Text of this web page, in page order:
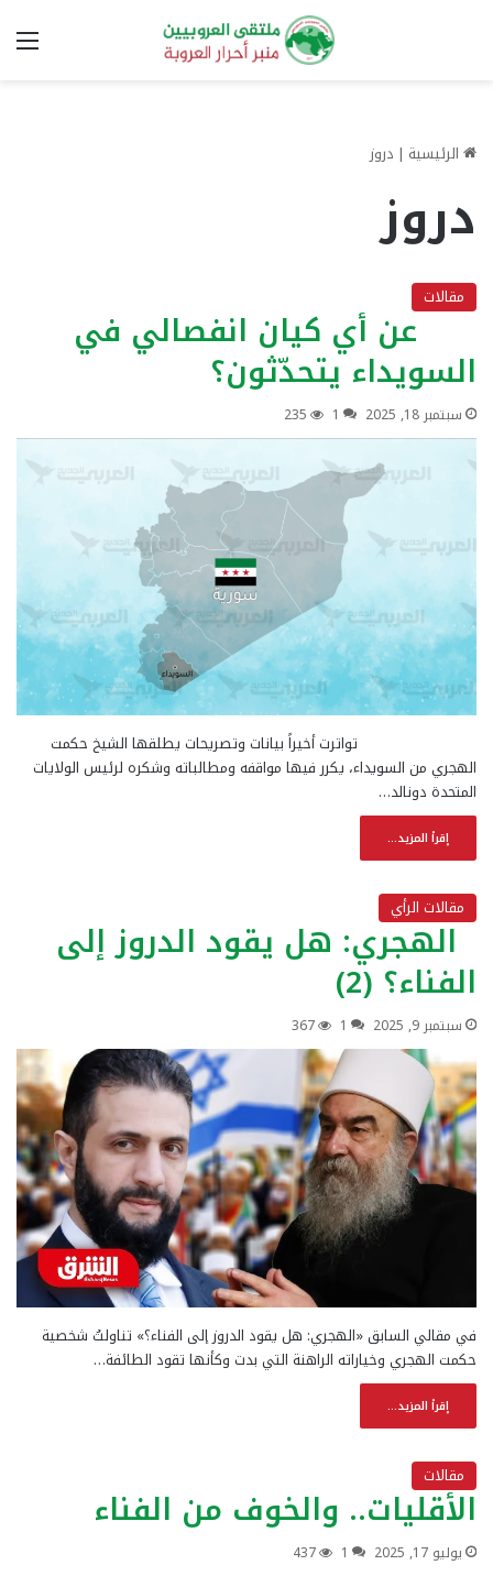
الرئيسية | دروز
دروز
مقالات
عن أي كيان انفصالي في
السويداء يتحدّثون؟
سبتمبر 18, 2025 1
235
تواترت أخيراً بيانات وتصريحات يطلقها الشيخ حكمت
الهجري من السويداء، يكرر فيها مواقفه ومطالباته وشكره لرئيس الولايات
المتحدة دونالد…
إقرأ المزيد...
مقالات الرأي
الهجري: هل يقود الدروز إلى
الفناء؟ (2)
سبتمبر 9, 2025 1
367
في مقالي السابق «الهجري: هل يقود الدروز إلى الفناء؟» تناولتُ شخصية
حكمت الهجري وخياراته الراهنة التي بدت وكأنها تقود الطائفة…
إقرأ المزيد...
مقالات
الأقليات.. والخوف من الفناء
يوليو 17, 2025 1
437